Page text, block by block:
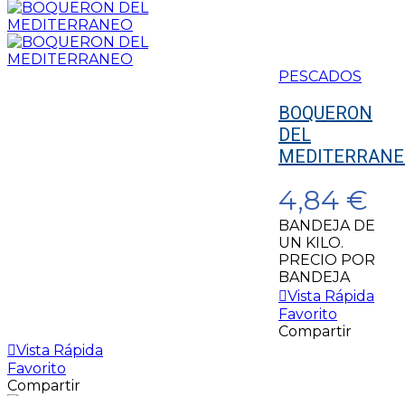
PESCADOS
BOQUERON
DEL
4,84 €
BANDEJA DE
UN KILO.
PRECIO POR
BANDEJA
Vista Rápida
Favorito
Compartir
Vista Rápida
Favorito
Compartir